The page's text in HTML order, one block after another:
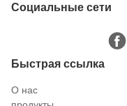
Социальные сети
Быстрая ссылка
О нас